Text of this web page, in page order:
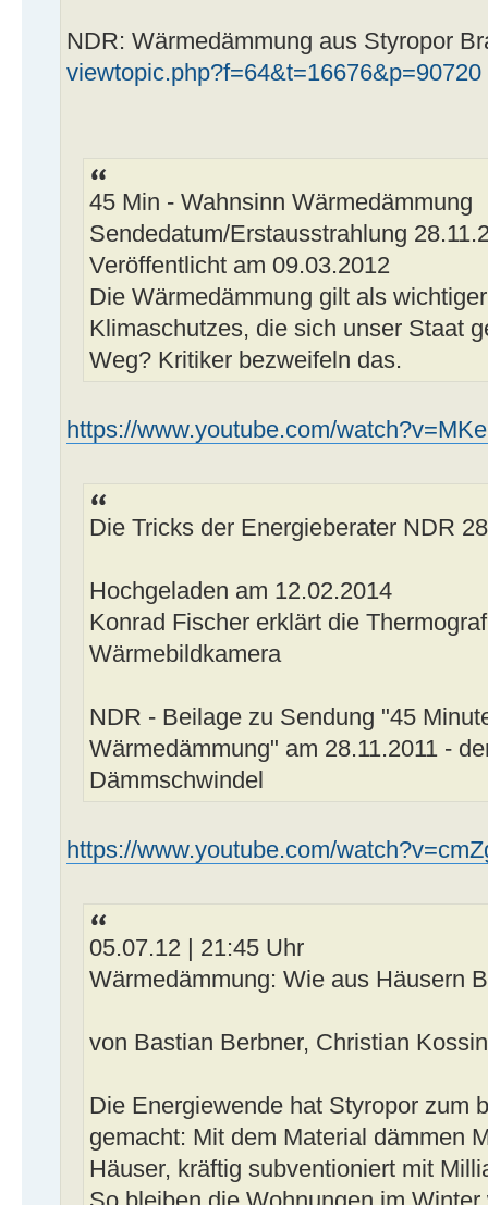
NDR: Wärmedämmung aus Styropor
viewtopic.php?f=64&t=16676&p=90720
45 Min - Wahnsinn Wärmedämmung
Sendedatum/Erstausstrahlung
Veröffentlicht am 09.03.2012
Die Wärmedämmung gilt als
Klimaschutzes, die sich unser Staat
Weg? Kritiker bezweifeln das.
https://www.youtube.com/
Die Tricks der Energieberater NDR
Hochgeladen am 12.02.2014
Konrad Fischer erklärt die
Wärmebildkamera
NDR - Beilage zu Sendung "45
Wärmedämmung" am 28.11.2011 -
Dämmschwindel
https://www.youtube.com/
05.07.12 | 21:45 Uhr
Wärmedämmung: Wie aus Häusern
von Bastian Berbner, Christian
Die Energiewende hat Styropor zum
gemacht: Mit dem Material dämmen
Häuser, kräftig subventioniert mit